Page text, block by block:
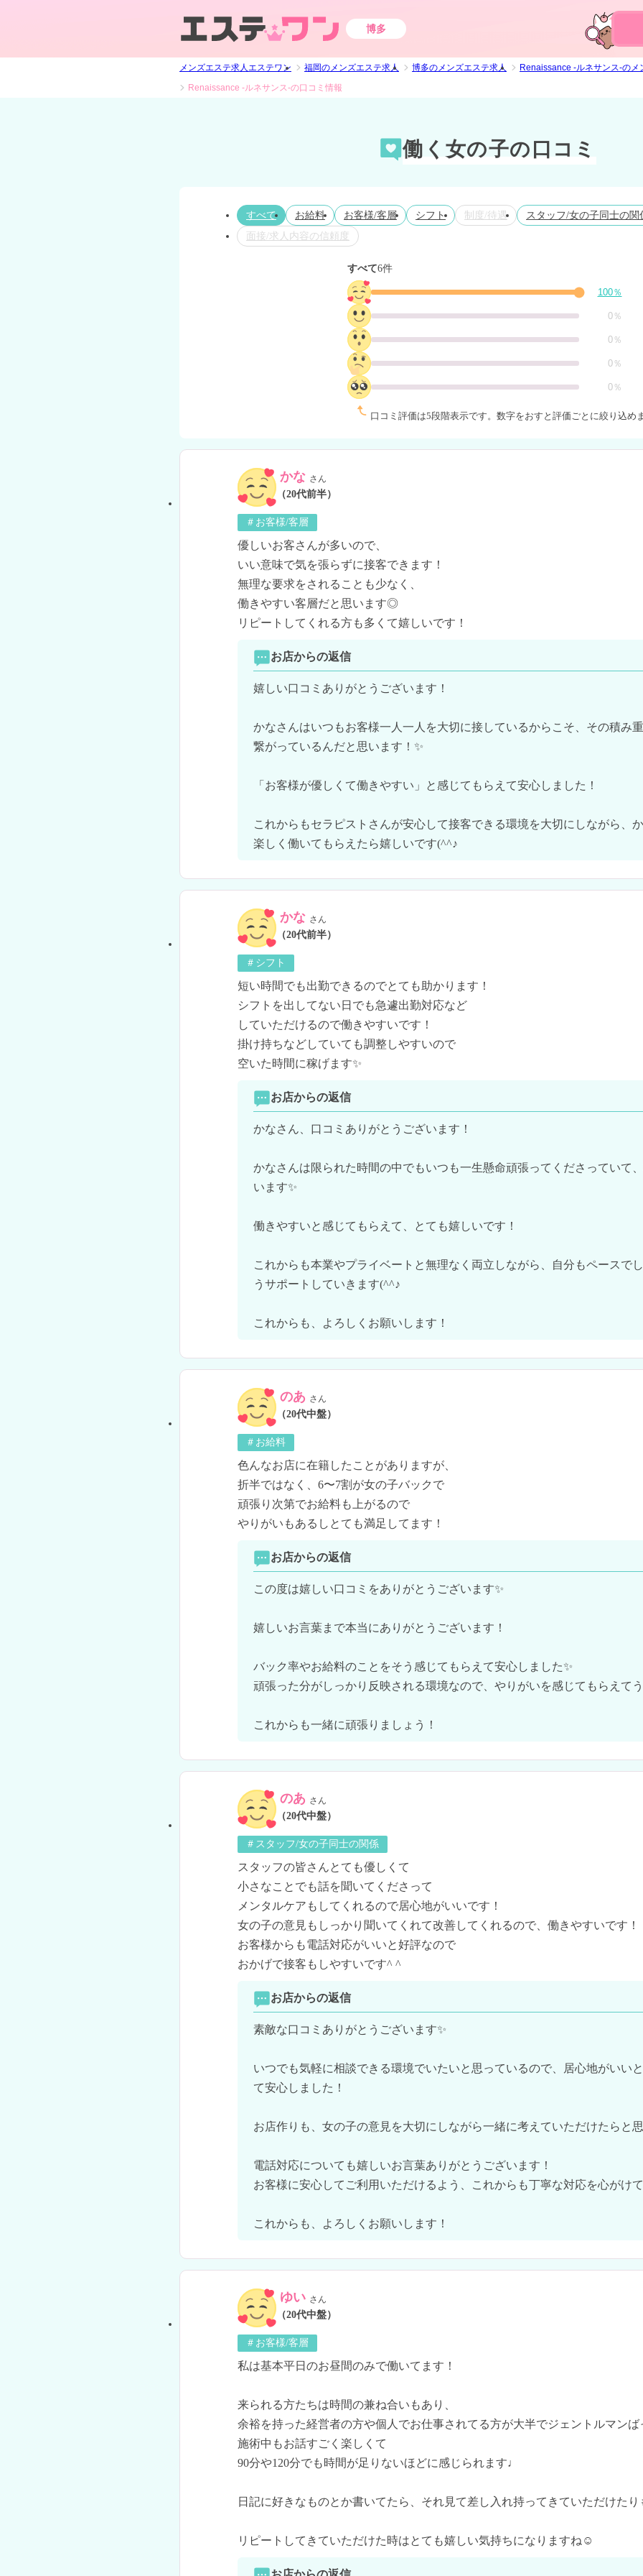
博多
メンズエステ求人エステワン 福岡のメンズエステ求人 博多のメンズエステ求人
Renaissance -ルネサンス-のメ
Renaissance -ルネサンス-の口コミ情報
働く女の子の口コミ
すべて お給料 お客様/客層 シフト 制度/待遇
スタッフ/女の子同士の関
面接/求人内容の信頼度
すべて6件
100％
0％
0％
0％
0％
口コミ評価は5段階表示です。 数字をおすと評価ごとに絞り込めま
かな さん
（20代前半）
＃お客様/客層
優しいお客さんが多いので、
いい意味で気を張らずに接客できます！
無理な要求をされることも少なく、
働きやすい客層だと思います◎
リピートしてくれる方も多くて嬉しいです！
お店からの返信
嬉しい口コミありがとうございます！
かなさんはいつもお客様一人一人を大切に接しているからこそ、その積み
繋がっているんだと思います！✨
「お客様が優しくて働きやすい」と感じてもらえて安心しました！
これからもセラピストさんが安心して接客できる環境を大切にしながら、
楽しく働いてもらえたら嬉しいです(^^♪
かな さん
（20代前半）
＃シフト
短い時間でも出勤できるのでとても助かります！
シフトを出してない日でも急遽出勤対応など
していただけるので働きやすいです！
掛け持ちなどしていても調整しやすいので
空いた時間に稼げます✨️
お店からの返信
かなさん、口コミありがとうございます！
かなさんは限られた時間の中でもいつも一生懸命頑張ってくださっていて
います✨
働きやすいと感じてもらえて、とても嬉しいです！
これからも本業やプライベートと無理なく両立しながら、自分もペースで
うサポートしていきます(^^♪
これからも、よろしくお願いします！
のあ さん
（20代中盤）
＃お給料
色んなお店に在籍したことがありますが、
折半ではなく、6〜7割が女の子バックで
頑張り次第でお給料も上がるので
お店からの返信
この度は嬉しい口コミをありがとうございます✨
嬉しいお言葉まで本当にありがとうございます！
バック率やお給料のことをそう感じてもらえて安心しました✨
頑張った分がしっかり反映される環境なので、やりがいを感じてもらえて
これからも一緒に頑張りましょう！
のあ さん
（20代中盤）
＃スタッフ/女の子同士の関係
スタッフの皆さんとても優しくて
小さなことでも話を聞いてくださって
メンタルケアもしてくれるので居心地がいいです！
女の子の意見もしっかり聞いてくれて改善してくれるので、働きやすいです！
お客様からも電話対応がいいと好評なので
おかげで接客もしやすいです^ ^
お店からの返信
素敵な口コミありがとうございます✨
いつでも気軽に相談できる環境でいたいと思っているので、居心地がいい
て安心しました！
お店作りも、女の子の意見を大切にしながら一緒に考えていただけたらと
電話対応についても嬉しいお言葉ありがとうございます！
お客様に安心してご利用いただけるよう、これからも丁寧な対応を心がけて
これからも、よろしくお願いします！
ゆい さん
（20代中盤）
＃お客様/客層
私は基本平日のお昼間のみで働いてます！
来られる方たちは時間の兼ね合いもあり、
余裕を持った経営者の方や個人でお仕事されてる方が大半でジェントルマンば
施術中もお話すごく楽しくて
90分や120分でも時間が足りないほどに感じられます♩
日記に好きなものとか書いてたら、それ見て差し入れ持ってきていただけた
リピートしてきていただけた時はとても嬉しい気持ちになりますね☺️